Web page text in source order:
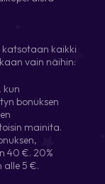
katsotaan kaikki
vain näihin:
kun
bonuksen
mainita.
40 €. 20%
alle 5 €.